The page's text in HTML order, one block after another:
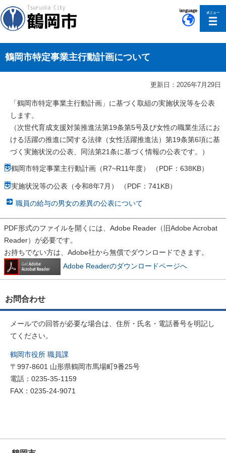
鶴岡市特定事業主行動計画について
更新日：2026年7月29日
「鶴岡市特定事業主行動計画」に基づく取組の実施状況等を公表
します。
（次世代育成支援対策推進法第19条第5号及び女性の職業生活にお
ける活躍の推進に関する法律（女性活躍推進法）第19条第6項に基
づく実施状況の公表、同法第21条に基づく情報の公表です。）
鶴岡市特定事業主行動計画（R7~R11年度） （PDF：638KB）
実施状況等の公表（令和8年7月） （PDF：741KB）
職員の給与の男女の差異の公表について
PDF形式のファイルを開くには、Adobe Reader（旧Adobe Acrobat
Reader）が必要です。
お持ちでない方は、Adobe社から無償でダウンロードできます。
Adobe Readerのダウンロードページへ
お問合わせ
メールでの回答が必要な場合は、住所・氏名・電話番号を明記し
てください。
鶴岡市役所 職員課
〒997-8601 山形県鶴岡市馬場町9番25号
電話：0235-35-1159
FAX：0235-24-9071